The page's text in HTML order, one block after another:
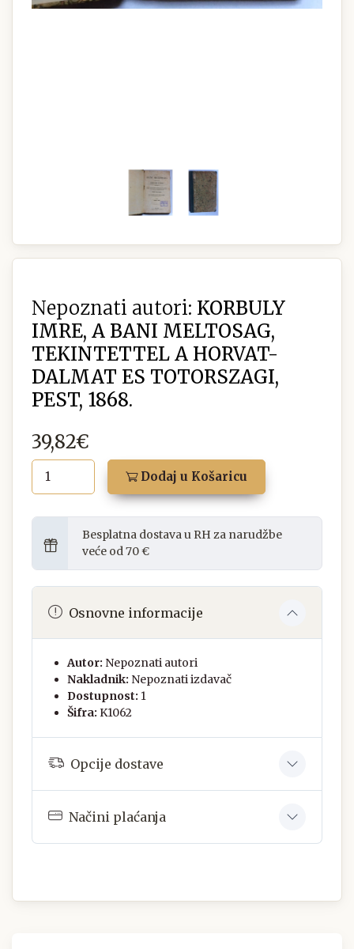
Nepoznati autori: KORBULY
IMRE, A BANI MELTOSAG,
TEKINTETTEL A HORVAT-
DALMAT ES TOTORSZAGI,
PEST, 1868.
39,82€
Dodaj u Košaricu
Besplatna dostava u RH za narudžbe
veće od 70 €
Osnovne informacije
Autor: Nepoznati autori
Nakladnik: Nepoznati izdavač
Dostupnost: 1
Šifra: K1062
Opcije dostave
Načini plaćanja